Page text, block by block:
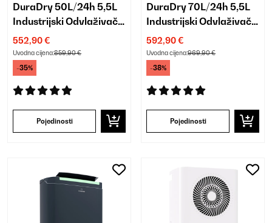
DuraDry 50L/24h 5,5L
Industrijski Odvlaživač
zraka Antracit
552,90 €
Uvodna cijena:859,90 €
-35%
Pojedinosti
DuraDry 70L/24h 5,5L
Industrijski Odvlaživač
zraka Antracit
592,90 €
Uvodna cijena:969,90 €
-38%
Pojedinosti